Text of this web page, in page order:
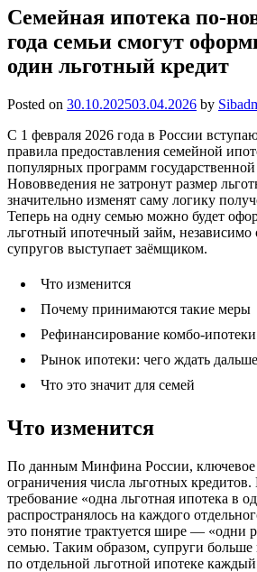
Семейная ипотека по-
года семьи смогут
один льготный кредит
Posted on 30.10.202503.04.2026 by
С 1 февраля 2026 года в России
правила предоставления семейной
популярных программ
Нововведения не затронут размер
значительно изменят саму логику
Теперь на одну семью можно будет
льготный ипотечный займ, независимо
супругов выступает заёмщиком.
Что изменится
Почему принимаются такие меры
Рефинансирование комбо-
Рынок ипотеки: чего ждать дальше
Что это значит для семей
Что изменится
По данным Минфина России, ключевое
ограничения числа льготных кредитов.
требование «одна льготная ипотека в
распространялось на каждого
это понятие трактуется шире — «одни
семью. Таким образом, супруги больше
по отдельной льготной ипотеке